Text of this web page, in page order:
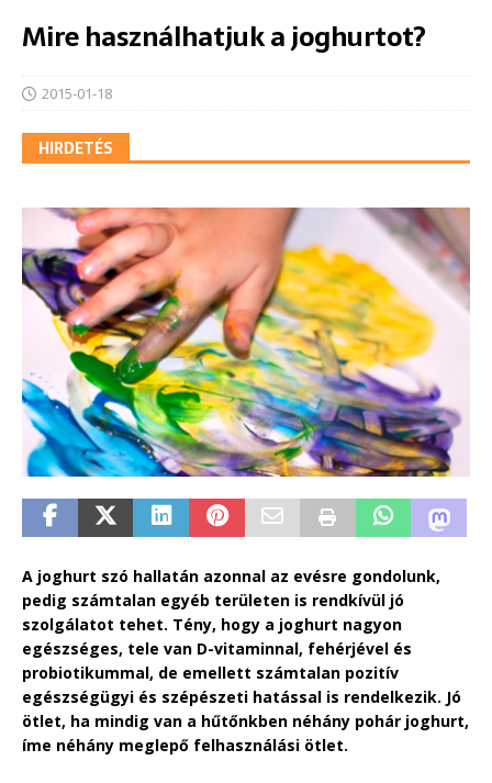
Mire használhatjuk a joghurtot?
2015-01-18
HIRDETÉS
A joghurt szó hallatán azonnal az evésre gondolunk,
pedig számtalan egyéb területen is rendkívül jó
szolgálatot tehet. Tény, hogy a joghurt nagyon
egészséges, tele van D-vitaminnal, fehérjével és
probiotikummal, de emellett számtalan pozitív
egészségügyi és szépészeti hatással is rendelkezik. Jó
ötlet, ha mindig van a hűtőnkben néhány pohár joghurt,
íme néhány meglepő felhasználási ötlet.